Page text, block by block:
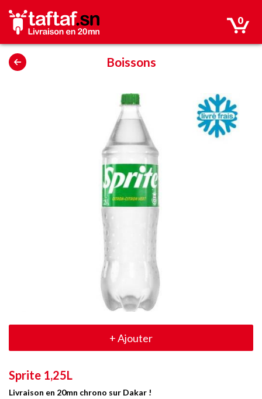
0
Boissons
+Ajouter
Sprite 1,25L
Livraison en 20mn chrono sur Dakar !